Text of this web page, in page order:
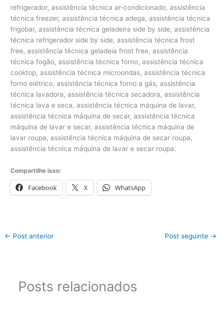
Compartilhe isso:
Facebook X WhatsApp
← Post anterior Post seguinte →
Posts relacionados